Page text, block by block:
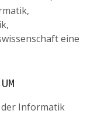
eine
der Informatik